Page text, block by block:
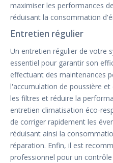
maximiser les performances
réduisant la consommation
Entretien régulier
Un entretien régulier de votre
essentiel pour garantir son
effectuant des maintenances
l'accumulation de poussière
les filtres et réduire la
entretien climatisation éco-
de corriger rapidement les
réduisant ainsi la
réparation. Enfin, il est
professionnel pour un